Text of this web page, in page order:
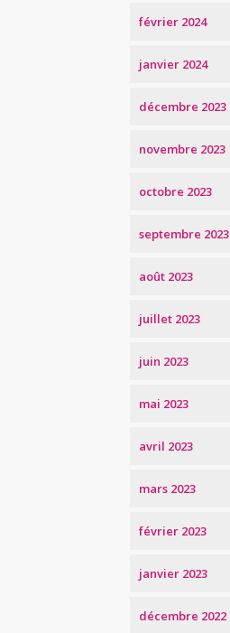
février 2024
janvier 2024
décembre 2023
novembre 2023
octobre 2023
septembre 2023
août 2023
juillet 2023
juin 2023
mai 2023
avril 2023
mars 2023
février 2023
janvier 2023
décembre 2022